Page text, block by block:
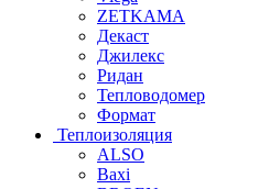
ZETKAMA
Декаст
Джилекс
Ридан
Тепловодомер
Формат
Теплоизоляция
ALSO
Baxi